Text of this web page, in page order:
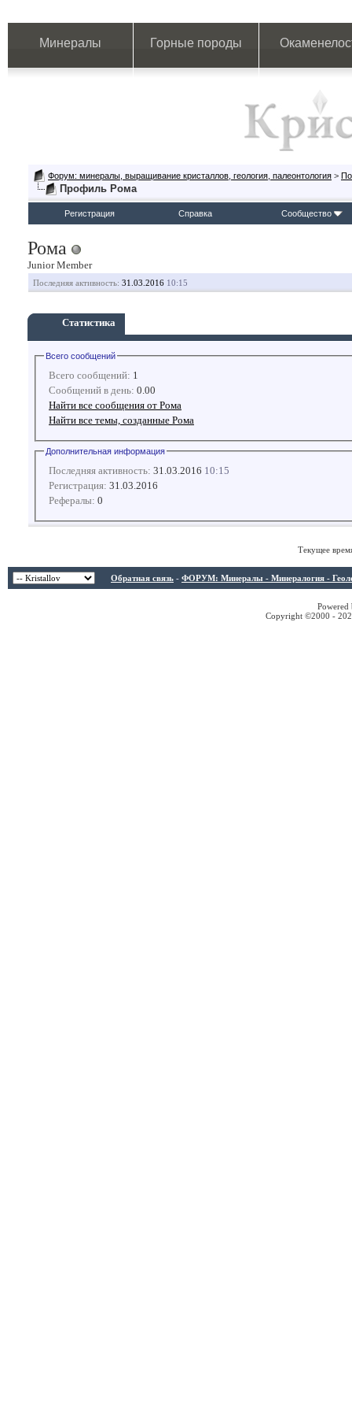
Минералы Горные породы
Форум: минералы, выращивание кристаллов, геология, палеонтология >
Профиль Рома
Регистрация Справка Сообщество
Рома
Junior Member
Последняя активность: 31.03.2016 10:15
Статистика
Всего сообщений
Всего сообщений: 1
Сообщений в день: 0.00
Найти все сообщения от Рома
Найти все темы, созданные Рома
Дополнительная информация
Последняя активность: 31.03.2016 10:15
Регистрация: 31.03.2016
Рефералы: 0
Текущее
Обратная связь - ФОРУМ: Минералы - Минералогия -
Copyright ©2000 -